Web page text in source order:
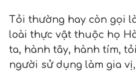
Tỏi thường hay còn gọi
loài thực vật thuộc họ
ta, hành tây, hành tím,
người sử dụng làm gia